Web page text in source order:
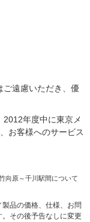
ご遠慮いただき、優
年度中に東京メ
、お客様へのサービス
向原～千川駅間について
品の価格、仕様、お問
その後予告なしに変更